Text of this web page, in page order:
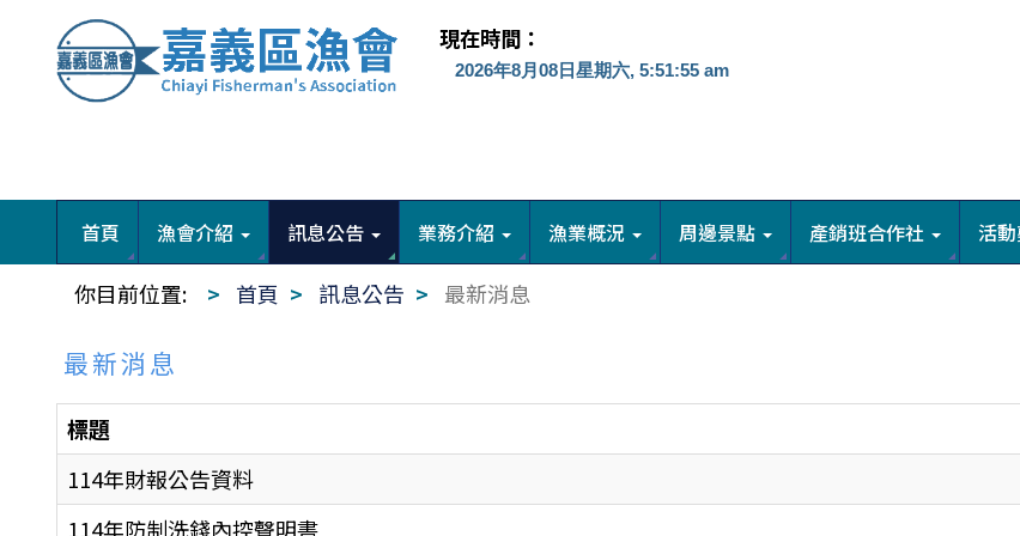
現在時間：
首頁 漁會介紹 訊息公告 業務介紹 漁業概況 周邊景點 產銷班合作社 活
你目前位置: 首頁 訊息公告 最新消息
最新消息
標題
114年財報公告資料
114年防制洗錢內控聲明書